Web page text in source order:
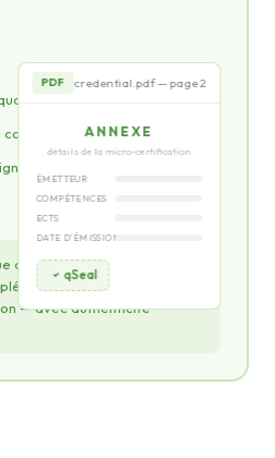
PDF credential.pdf — page 2
ANNEXE
détails de la micro-certification
ÉMETTEUR
COMPÉTENCES
ECTS
DATE D'ÉMISSION
qSeal
eIDAS
contenu est détectée
dans toute l'UE
au design visuel attractif
décrivant les détails
— avec authenticité